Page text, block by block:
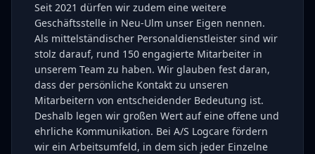
Seit 2021 dürfen wir zudem eine weitere
Geschäftsstelle in Neu-Ulm unser Eigen nennen.
Als mittelständischer Personaldienstleister sind wir
stolz darauf, rund 150 engagierte Mitarbeiter in
unserem Team zu haben. Wir glauben fest daran,
dass der persönliche Kontakt zu unseren
Mitarbeitern von entscheidender Bedeutung ist.
Deshalb legen wir großen Wert auf eine offene und
ehrliche Kommunikation. Bei A/S Logcare fördern
wir ein Arbeitsumfeld, in dem sich jeder Einzelne